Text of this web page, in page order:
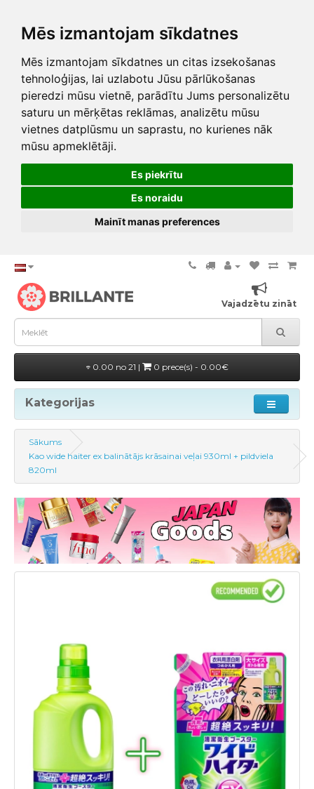
Mēs izmantojam sīkdatnes
Mēs izmantojam sīkdatnes un citas izsekošanas
tehnoloģijas, lai uzlabotu Jūsu pārlūkošanas
pieredzi mūsu vietnē, parādītu Jums personalizētu
saturu un mērķētas reklāmas, analizētu mūsu
vietnes datplūsmu un saprastu, no kurienes nāk
mūsu apmeklētāji.
Es piekrītu
Es noraidu
Mainīt manas preferences
Vajadzētu zināt
0.00 no 21 | 0 prece(s) - 0.00€
Kategorijas
Sākums
Kao wide haiter ex balinātājs krāsainai veļai 930ml + pildviela
820ml